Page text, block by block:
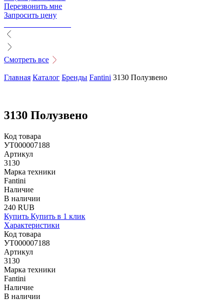
Перезвонить мне
Запросить цену
Смотреть все
Главная Каталог Бренды Fantini 3130 Полузвено
3130 Полузвено
Код товара
УТ000007188
Артикул
3130
Марка техники
Fantini
Наличие
В наличии
240 RUB
Купить Купить в 1 клик
Характеристики
Код товара
УТ000007188
Артикул
3130
Марка техники
Fantini
Наличие
В наличии